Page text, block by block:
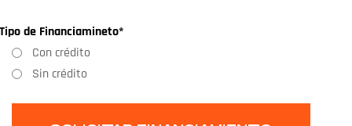
Tipo de Financiamineto*
Con crédito
Sin crédito